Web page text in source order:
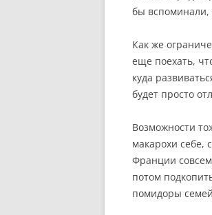
бы вспоминали,
Как же
еще поехать,
куда
будет просто
Возможности
макарохи себе,
Франции
потом
помидоры